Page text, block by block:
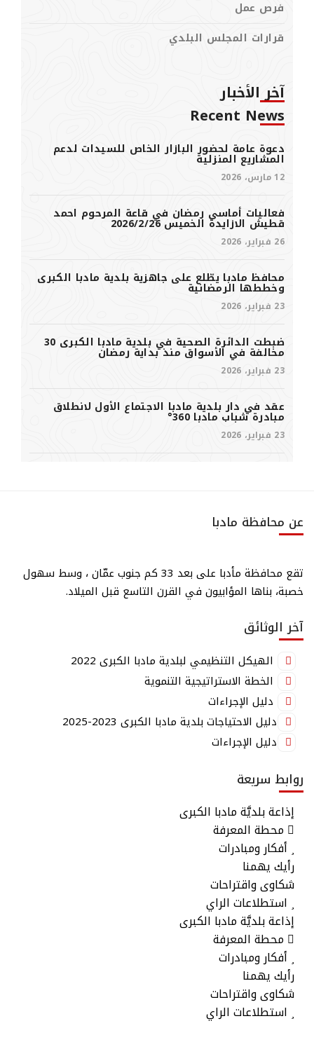
فرص عمل
قرارات المجلس البلدي
آخر الأخبار
Recent News
دعوة عامة لحضور البازار الخاص للسيدات لدعم
المشاريع المنزلية
12 مارس، 2026
فعاليات أماسي رمضان في قاعة المرحوم احمد
قطيش الازايدة الخميس 2026/2/26
26 فبراير، 2026
محافظ مادبا يطّلع على جاهزية بلدية مادبا الكبرى
وخططها الرمضانية
23 فبراير، 2026
ضبطت الدائرة الصحية في بلدية مادبا الكبرى 30
مخالفة في الأسواق منذ بداية رمضان
23 فبراير، 2026
عقد في دار بلدية مادبا الاجتماع الأول لانطلاق
مبادرة شباب مادبا 360°
23 فبراير، 2026
عن محافظة مادبا
تقع محافظة مأدبا على بعد 33 كم جنوب عمّان ، وسط سهول
خصبة، بناها المؤابيون في القرن التاسع قبل الميلاد.
آخر الوثائق
الهيكل التنظيمي لبلدية مادبا الكبرى 2022
الخطة الاستراتيجية التنموية
دليل الإجراءات
دليل الاحتياجات بلدية مادبا الكبرى 2023-2025
دليل الإجراءات
روابط سريعة
إذاعة بلديَّة مادبا الكبرى
محطة المعرفة
أفكار ومبادرات
رأيك يهمنا
شكاوى واقتراحات
استطلاعات الراي
إذاعة بلديَّة مادبا الكبرى
محطة المعرفة
أفكار ومبادرات
رأيك يهمنا
شكاوى واقتراحات
استطلاعات الراي